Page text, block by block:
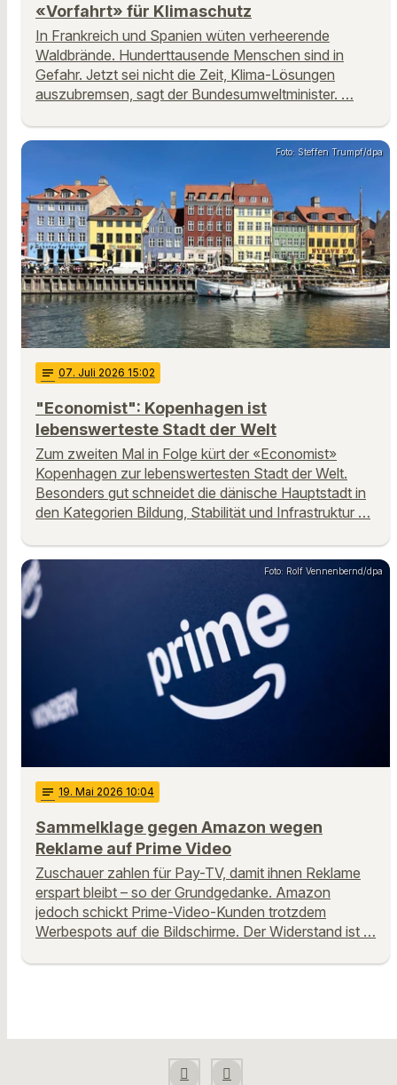
«Vorfahrt» für Klimaschutz
In Frankreich und Spanien wüten verheerende
Waldbrände. Hunderttausende Menschen sind in
Gefahr. Jetzt sei nicht die Zeit, Klima-Lösungen
auszubremsen, sagt der Bundesumweltminister. …
Foto: Steffen Trumpf/dpa
notes 07. Juli 2026 15:02
"Economist": Kopenhagen ist
lebenswerteste Stadt der Welt
Zum zweiten Mal in Folge kürt der «Economist»
Kopenhagen zur lebenswertesten Stadt der Welt.
Besonders gut schneidet die dänische Hauptstadt in
den Kategorien Bildung, Stabilität und Infrastruktur …
Foto: Rolf Vennenbernd/dpa
notes 19. Mai 2026 10:04
Sammelklage gegen Amazon wegen
Reklame auf Prime Video
Zuschauer zahlen für Pay-TV, damit ihnen Reklame
erspart bleibt – so der Grundgedanke. Amazon
jedoch schickt Prime-Video-Kunden trotzdem
Werbespots auf die Bildschirme. Der Widerstand ist …